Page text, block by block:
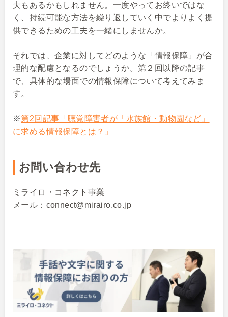
夫もあるかもしれません。一度やってお終いではな
く、持続可能な方法を繰り返していく中でよりよく提
供できるための工夫を一緒にしませんか。
それでは、企業に対してどのような「情報保障」が合
理的な配慮となるのでしょうか。第２回以降の記事
で、具体的な場面での情報保障について考えてみま
す。
※第2回記事「聴覚障害者が「水族館・動物園など」
に求める情報保障とは？」
お問い合わせ先
ミライロ・コネクト事業
メール：connect@mirairo.co.jp